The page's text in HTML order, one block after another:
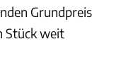
Grundpreis
Stück weit